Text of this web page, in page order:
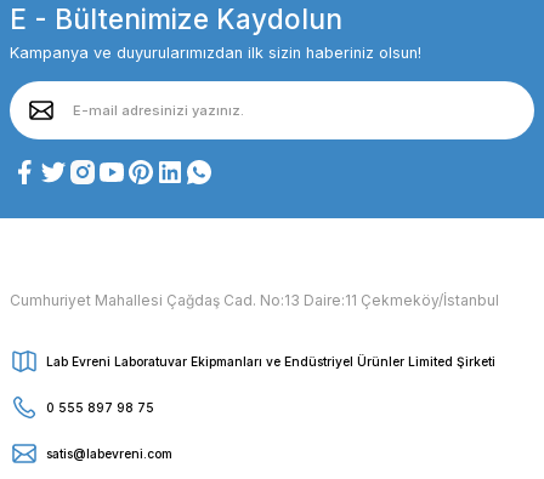
E - Bültenimize Kaydolun
Kampanya ve duyurularımızdan ilk sizin haberiniz olsun!
Cumhuriyet Mahallesi Çağdaş Cad. No:13 Daire:11 Çekmeköy/İstanbul
Lab Evreni Laboratuvar Ekipmanları ve Endüstriyel Ürünler Limited Şirketi
0 555 897 98 75
satis@labevreni.com